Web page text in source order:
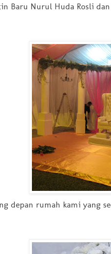
Baru Nurul Huda Rosli
depan rumah kami yang